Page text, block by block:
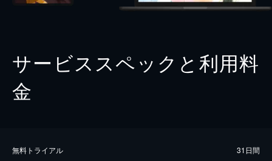
サービススペックと利用料
金
無料トライアル 31日間